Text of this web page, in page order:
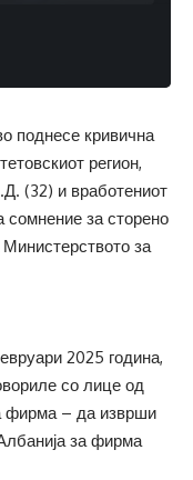
поднесе кривична
регион,
(32) и вработениот
за сторено
за
2025 година,
со лице од
фирма – да изврши
за фирма